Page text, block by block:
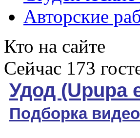
Авторские
Кто на сайте
Сейчас 173
Удод (Upupa
Подборка